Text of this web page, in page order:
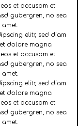
et accusam et
gubergren, no sea
elitr, sed diam
dolore magna
et accusam et
gubergren, no sea
elitr, sed diam
dolore magna
et accusam et
gubergren, no sea